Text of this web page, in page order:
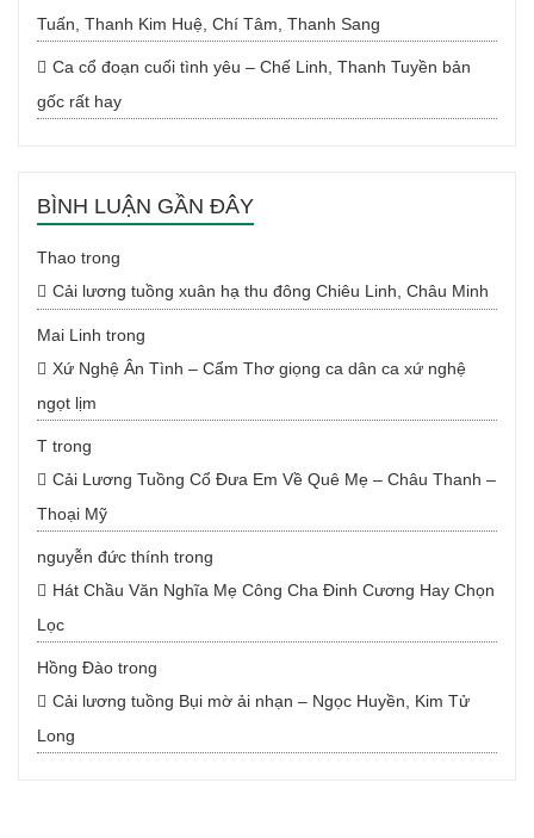
Tuấn, Thanh Kim Huệ, Chí Tâm, Thanh Sang
Ca cổ đoạn cuối tình yêu – Chế Linh, Thanh Tuyền bản
gốc rất hay
BÌNH LUẬN GẦN ĐÂY
Thao trong
Cải lương tuồng xuân hạ thu đông Chiêu Linh, Châu Minh
Mai Linh trong
Xứ Nghệ Ân Tình – Cẩm Thơ giọng ca dân ca xứ nghệ
ngọt lịm
T trong
Cải Lương Tuồng Cổ Đưa Em Về Quê Mẹ – Châu Thanh –
Thoại Mỹ
nguyễn đức thính trong
Hát Chầu Văn Nghĩa Mẹ Công Cha Đinh Cương Hay Chọn
Lọc
Hồng Đào trong
Cải lương tuồng Bụi mờ ải nhạn – Ngọc Huyền, Kim Tử
Long